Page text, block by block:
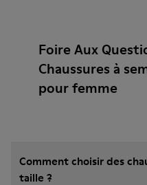
Foire Aux
Chaussures à
pour femme
Comment choisir des
taille ?